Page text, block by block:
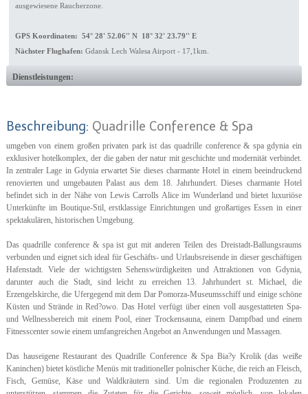
ausgewiesene Raucherzone.
GPS Koordinaten: 54° 28' 52.06'' N 18° 32' 23.79'' E
Nächster Flughafen: Gdansk Lech Walesa Airport - 17,1km.
Dienstleistungen:
Beschreibung: Quadrille Conference & Spa
umgeben von einem großen privaten park ist das quadrille conference & spa gdynia ein
exklusiver hotelkomplex, der die gaben der natur mit geschichte und modernität verbindet.
In zentraler Lage in Gdynia erwartet Sie dieses charmante Hotel in einem beeindruckend
renovierten und umgebauten Palast aus dem 18. Jahrhundert. Dieses charmante Hotel
befindet sich in der Nähe von Lewis Carrolls Alice im Wunderland und bietet luxuriöse
Unterkünfte im Boutique-Stil, erstklassige Einrichtungen und großartiges Essen in einer
spektakulären, historischen Umgebung.
Das quadrille conference & spa ist gut mit anderen Teilen des Dreistadt-Ballungsraums
verbunden und eignet sich ideal für Geschäfts- und Urlaubsreisende in dieser geschäftigen
Hafenstadt. Viele der wichtigsten Sehenswürdigkeiten und Attraktionen von Gdynia,
darunter auch die Stadt, sind leicht zu erreichen 13. Jahrhundert st. Michael, die
Erzengelskirche, die Ufergegend mit dem Dar Pomorza-Museumsschiff und einige schöne
Küsten und Strände in Red?owo. Das Hotel verfügt über einen voll ausgestatteten Spa-
und Wellnessbereich mit einem Pool, einer Trockensauna, einem Dampfbad und einem
Fitnesscenter sowie einem umfangreichen Angebot an Anwendungen und Massagen.
Das hauseigene Restaurant des Quadrille Conference & Spa Bia?y Krolik (das weiße
Kaninchen) bietet köstliche Menüs mit traditioneller polnischer Küche, die reich an Fleisch,
Fisch, Gemüse, Käse und Waldkräutern sind. Um die regionalen Produzenten zu